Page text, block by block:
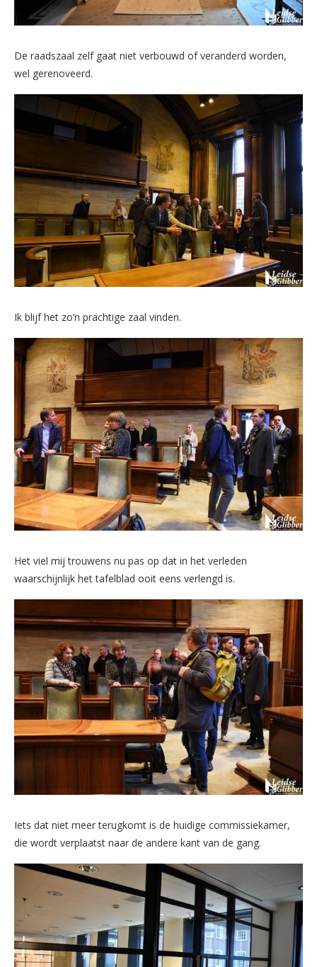
De raadszaal zelf gaat niet verbouwd of veranderd worden,
wel gerenoveerd.
Ik blijf het zo’n prachtige zaal vinden.
Het viel mij trouwens nu pas op dat in het verleden
waarschijnlijk het tafelblad ooit eens verlengd is.
Iets dat niet meer terugkomt is de huidige commissiekamer,
die wordt verplaatst naar de andere kant van de gang.